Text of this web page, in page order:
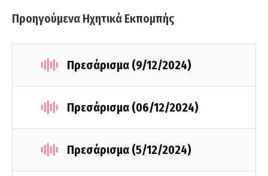
Προηγούμενα Ηχητικά Εκπομπής
Πρεσάρισμα (9/12/2024)
Πρεσάρισμα (06/12/2024)
Πρεσάρισμα (5/12/2024)